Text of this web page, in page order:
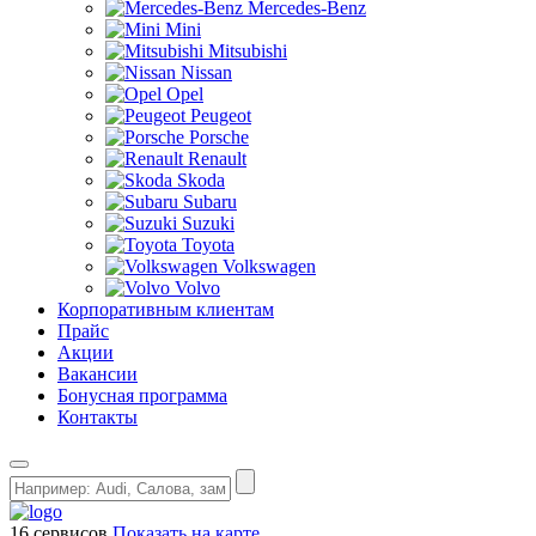
Mercedes-Benz
Mini
Mitsubishi
Nissan
Opel
Peugeot
Porsche
Renault
Skoda
Subaru
Suzuki
Toyota
Volkswagen
Volvo
Корпоративным клиентам
Прайс
Акции
Вакансии
Бонусная программа
Контакты